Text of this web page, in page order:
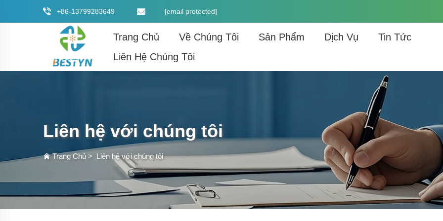
+86-13799283649 [email protected]
Trang Chủ Về Chúng Tôi Sản Phẩm Dịch Vụ
Tin Tức
Liên Hệ Chúng Tôi
Liên hệ với chúng tôi
Trang Chủ > Liên hệ với chúng tôi